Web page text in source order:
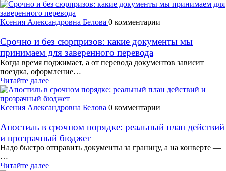
Ксения Александровна Белова 0 комментарии
Срочно и без сюрпризов: какие документы мы
принимаем для заверенного перевода
Когда время поджимает, а от перевода документов зависит
поездка, оформление…
Читайте далее
Ксения Александровна Белова 0 комментарии
Апостиль в срочном порядке: реальный план действий
и прозрачный бюджет
Надо быстро отправить документы за границу, а на конверте —
…
Читайте далее